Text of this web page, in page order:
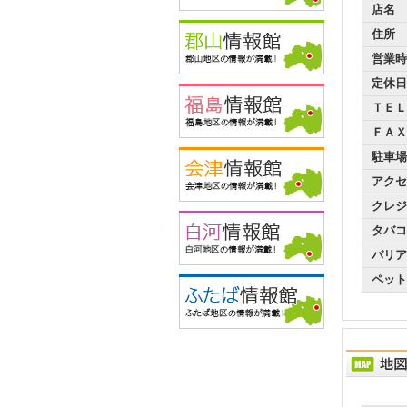
店名
住所
営業
定休日
ＴＥＬ
ＦＡＸ
駐車場
アク
クレ
タバコ
バリ
ペット